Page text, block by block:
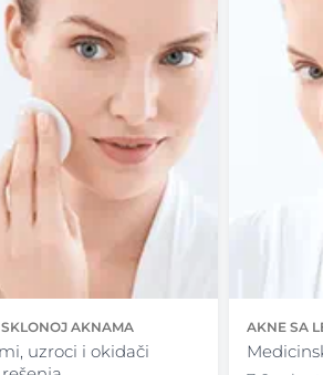
AKNAMA
uzroci i okidači
AKNE SA